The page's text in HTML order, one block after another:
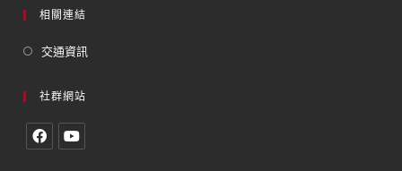
相關連結
交通資訊
社群網站